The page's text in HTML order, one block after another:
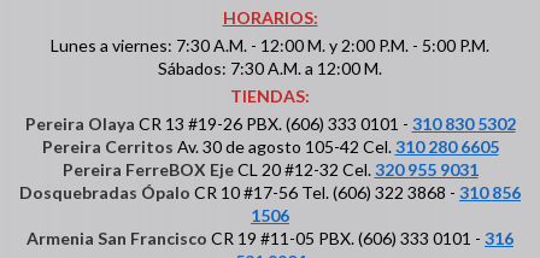
HORARIOS:
Lunes a viernes: 7:30 A.M. - 12:00 M. y 2:00 P.M. - 5:00 P.M.
Sábados: 7:30 A.M. a 12:00 M.
TIENDAS:
Pereira Olaya CR 13 #19-26 PBX. (606) 333 0101 - 310 830 5302
Pereira Cerritos Av. 30 de agosto 105-42 Cel.310 280 6605
Pereira FerreBOX EjeCL 20 #12-32 Cel.320 955 9031
Dosquebradas Ópalo CR 10 #17-56 Tel. (606) 322 3868 - 310 856
1506
Armenia San Francisco CR 19 #11-05 PBX. (606) 333 0101 - 316